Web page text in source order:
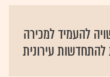
להעמיד למכירה
עירונית